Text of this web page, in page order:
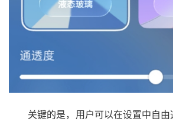
关键的是，用户可以在设置中自由